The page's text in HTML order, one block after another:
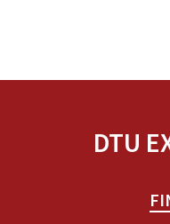
DTU